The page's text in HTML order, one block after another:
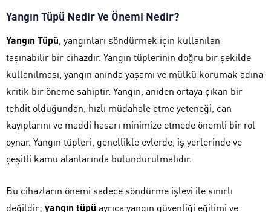
Yangın Tüpü Nedir Ve Önemi Nedir?
Yangın Tüpü , yangınları söndürmek için kullanılan
taşınabilir bir cihazdır. Yangın tüplerinin doğru bir şekilde
kullanılması, yangın anında yaşamı ve mülkü korumak adına
kritik bir öneme sahiptir. Yangın, aniden ortaya çıkan bir
tehdit olduğundan, hızlı müdahale etme yeteneği, can
kayıplarını ve maddi hasarı minimize etmede önemli bir rol
oynar. Yangın tüpleri, genellikle evlerde, iş yerlerinde ve
çeşitli kamu alanlarında bulundurulmalıdır.
Bu cihazların önemi sadece söndürme işlevi ile sınırlı
değildir; yangın tüpü ayrıca yangın güvenliği eğitimi ve